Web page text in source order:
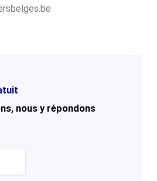
nous y répondons